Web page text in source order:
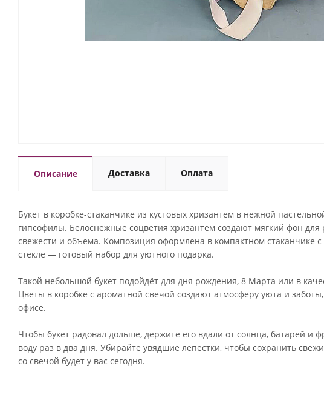
Описание Доставка Оплата
Букет в коробке-стаканчике из кустовых хризантем в нежной
гипсофилы. Белоснежные соцветия хризантем создают мягкий фон для
свежести и объема. Композиция оформлена в компактном стаканчике
стекле — готовый набор для уютного подарка.
Такой небольшой букет подойдёт для дня рождения, 8 Марта или в
Цветы в коробке с ароматной свечой создают атмосферу уюта и
офисе.
Чтобы букет радовал дольше, держите его вдали от солнца, батарей и
воду раз в два дня. Убирайте увядшие лепестки, чтобы сохранить
со свечой будет у вас сегодня.